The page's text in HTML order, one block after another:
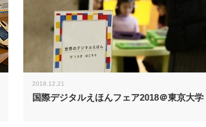
2018.12.21
国際デジタルえほんフェア2018＠東京大学